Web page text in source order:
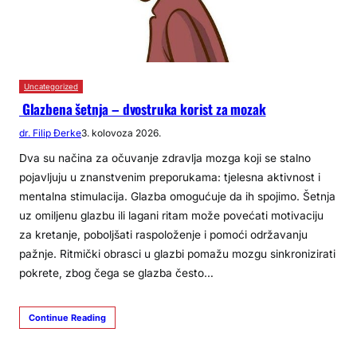
Uncategorized
Glazbena šetnja – dvostruka korist za mozak
dr. Filip Đerke3. kolovoza 2026.
Dva su načina za očuvanje zdravlja mozga koji se stalno
pojavljuju u znanstvenim preporukama: tjelesna aktivnost i
mentalna stimulacija. Glazba omogućuje da ih spojimo. Šetnja
uz omiljenu glazbu ili lagani ritam može povećati motivaciju
za kretanje, poboljšati raspoloženje i pomoći održavanju
pažnje. Ritmički obrasci u glazbi pomažu mozgu sinkronizirati
pokrete, zbog čega se glazba često…
Continue Reading